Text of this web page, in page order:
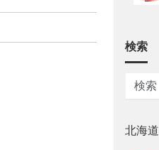
検索
北海道